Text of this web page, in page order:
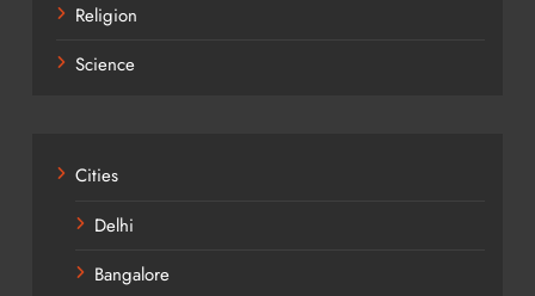
Religion
Science
Cities
Delhi
Bangalore